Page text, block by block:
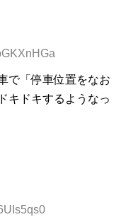
で「停車位置をなお
キドキするようなっ